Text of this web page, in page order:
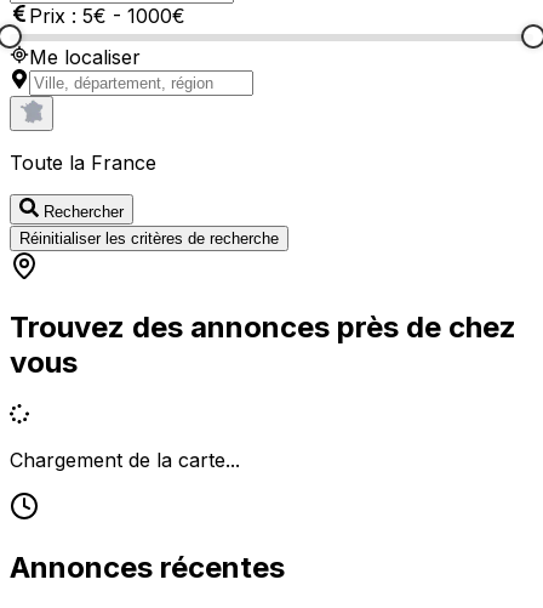
Prix : 5€ - 1000€
Me localiser
Toute la France
Rechercher
Réinitialiser les critères de recherche
Trouvez des annonces près de chez
vous
Chargement de la carte...
Annonces récentes